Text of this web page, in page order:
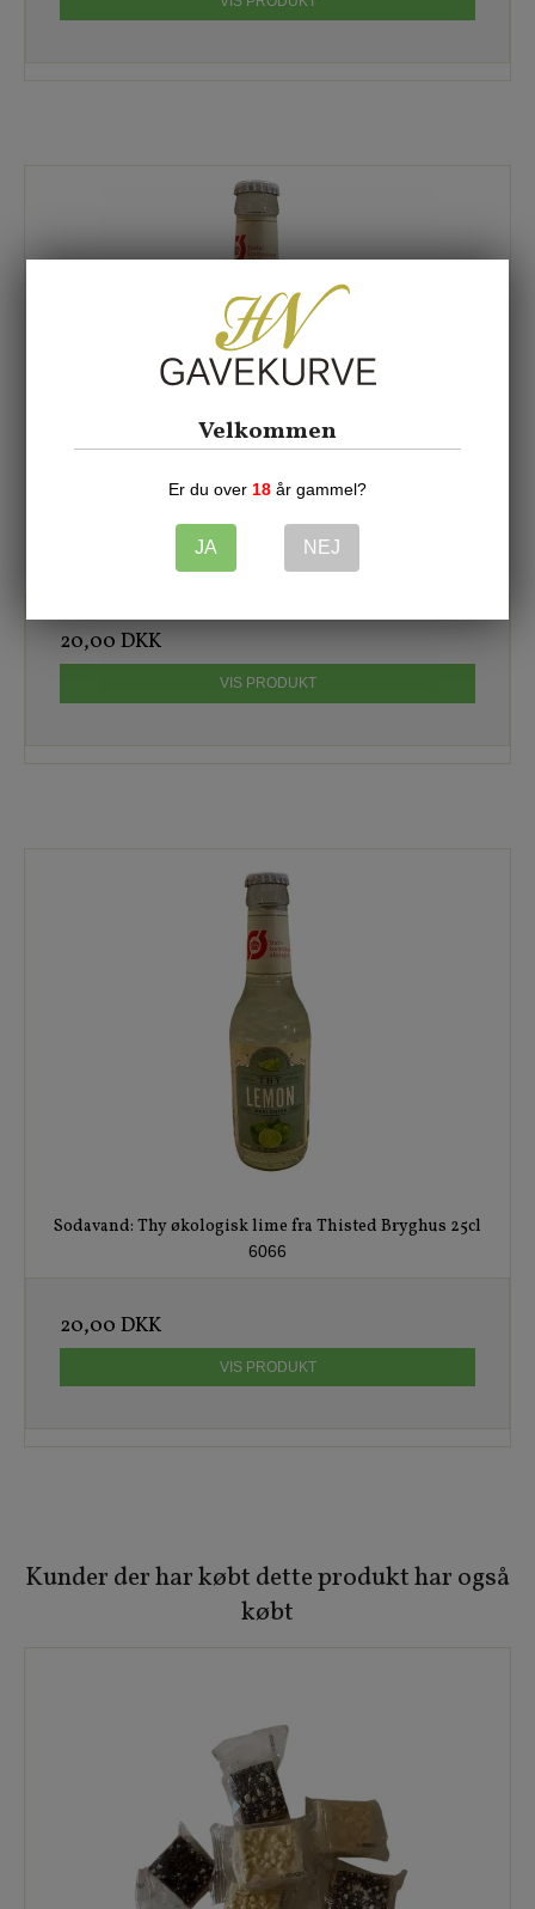
Sodavand: Thy økologisk appelsinvand Thisted Bryghus
20,00 DKK
VIS PRODUKT
Sodavand: Thy økologisk lime fra Thisted Bryghus 25cl
6066
20,00 DKK
VIS PRODUKT
Kunder der har købt dette produkt har også
købt
Velkommen
Er du over 18 år gammel?
JA NEJ